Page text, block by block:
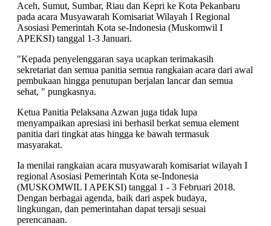
Aceh, Sumut, Sumbar, Riau dan Kepri ke Kota Pekanbaru
pada acara Musyawarah Komisariat Wilayah I Regional
Asosiasi Pemerintah Kota se-Indonesia (Muskomwil I
APEKSI) tanggal 1-3 Januari.
"Kepada penyelenggaran saya ucapkan terimakasih
sekretariat dan semua panitia semua rangkaian acara dari awal
pembukaan hingga penutupan berjalan lancar dan semua
sehat, " pungkasnya.
Ketua Panitia Pelaksana Azwan juga tidak lupa
menyampaikan apresiasi ini berhasil berkat semua element
panitia dari tingkat atas hingga ke bawah termasuk
masyarakat.
Ia menilai rangkaian acara musyawarah komisariat wilayah I
regional Asosiasi Pemerintah Kota se-Indonesia
(MUSKOMWIL I APEKSI) tanggal 1 - 3 Februari 2018.
Dengan berbagai agenda, baik dari aspek budaya,
lingkungan, dan pemerintahan dapat tersaji sesuai
perencanaan.